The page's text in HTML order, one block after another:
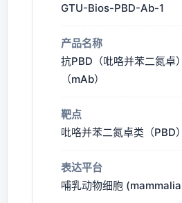
GTU-Bios-PBD-Ab-1
产品名称
抗PBD（吡咯并苯二氮卓
（mAb）
靶点
吡咯并苯二氮卓类（PBD）
表达平台
哺乳动物细胞